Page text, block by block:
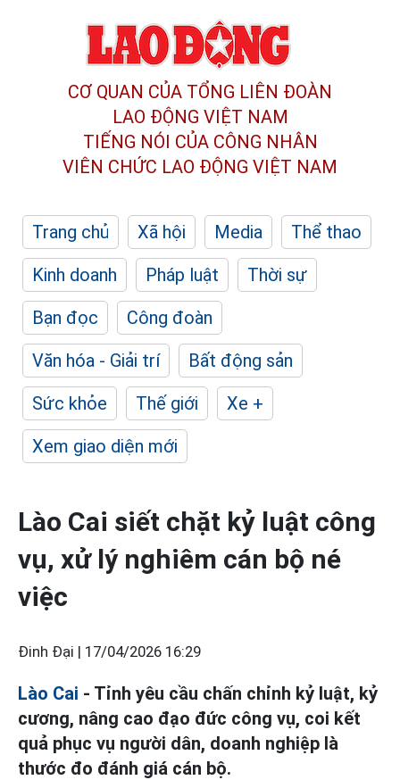
CƠ QUAN CỦA TỔNG LIÊN ĐOÀN
LAO ĐỘNG VIỆT NAM
TIẾNG NÓI CỦA CÔNG NHÂN
VIÊN CHỨC LAO ĐỘNG VIỆT NAM
Trang chủ Xã hội Media
Thể thao
Kinh doanh
Pháp luật
Thời sự
Bạn đọc
Công đoàn
Văn hóa - Giải trí
Bất động sản
Sức khỏe
Thế giới
Xe +
Xem giao diện mới
Lào Cai siết chặt kỷ luật công
vụ, xử lý nghiêm cán bộ né
việc
Đinh Đại | 17/04/2026 16:29
Lào Cai - Tỉnh yêu cầu chấn chỉnh kỷ luật, kỷ
cương, nâng cao đạo đức công vụ, coi kết
quả phục vụ người dân, doanh nghiệp là
thước đo đánh giá cán bộ.